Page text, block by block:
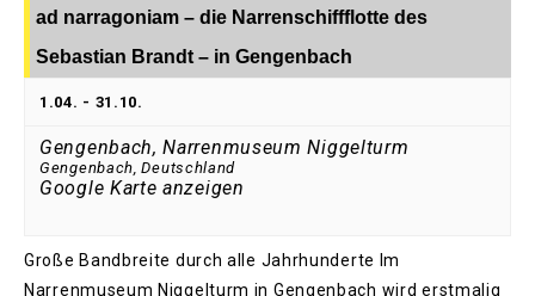
ad narragoniam – die Narrenschiffflotte des
Sebastian Brandt – in Gengenbach
1.04. - 31.10.
Gengenbach, Narrenmuseum Niggelturm
Gengenbach, Deutschland
Google Karte anzeigen
Große Bandbreite durch alle Jahrhunderte Im
Narrenmuseum Niggelturm in Gengenbach wird erstmalig